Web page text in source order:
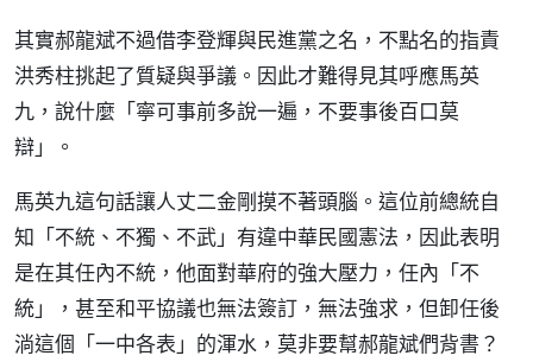
其實郝龍斌不過借李登輝與民進黨之名，不點名的指責
洪秀柱挑起了質疑與爭議。因此才難得見其呼應馬英
九，說什麼「寧可事前多說一遍，不要事後百口莫
辯」。
馬英九這句話讓人丈二金剛摸不著頭腦。這位前總統自
知「不統、不獨、不武」有違中華民國憲法，因此表明
是在其任內不統，他面對華府的強大壓力，任內「不
統」，甚至和平協議也無法簽訂，無法強求，但卸任後
淌這個「一中各表」的渾水，莫非要幫郝龍斌們背書？